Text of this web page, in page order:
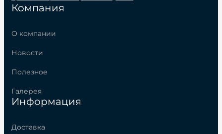
Компания
О компании
Новости
Полезное
Галерея
Информация
Доставка